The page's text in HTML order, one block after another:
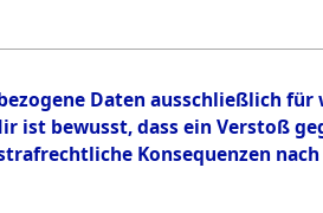
Daten ausschließlich für
bewusst, dass ein Verstoß
Konsequenzen